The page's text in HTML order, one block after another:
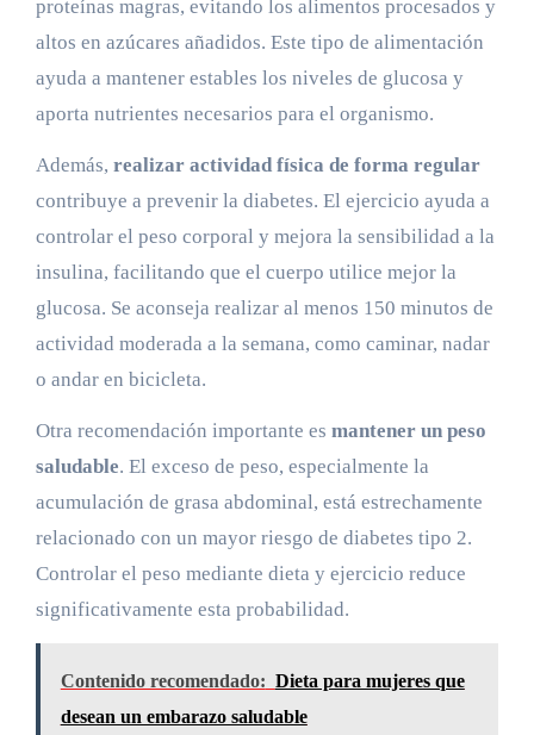
proteínas magras, evitando los alimentos procesados y
altos en azúcares añadidos. Este tipo de alimentación
ayuda a mantener estables los niveles de glucosa y
aporta nutrientes necesarios para el organismo.
Además, realizar actividad física de forma regular
contribuye a prevenir la diabetes. El ejercicio ayuda a
controlar el peso corporal y mejora la sensibilidad a la
insulina, facilitando que el cuerpo utilice mejor la
glucosa. Se aconseja realizar al menos 150 minutos de
actividad moderada a la semana, como caminar, nadar
o andar en bicicleta.
Otra recomendación importante es mantener un peso
saludable. El exceso de peso, especialmente la
acumulación de grasa abdominal, está estrechamente
relacionado con un mayor riesgo de diabetes tipo 2.
Controlar el peso mediante dieta y ejercicio reduce
significativamente esta probabilidad.
Contenido recomendado: Dieta para mujeres que
desean un embarazo saludable